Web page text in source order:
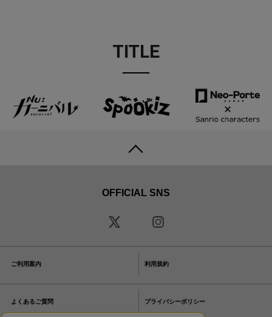
TITLE
OFFICIAL SNS
ご利用案内 利用規約
よくあるご質問 プライバシーポリシー